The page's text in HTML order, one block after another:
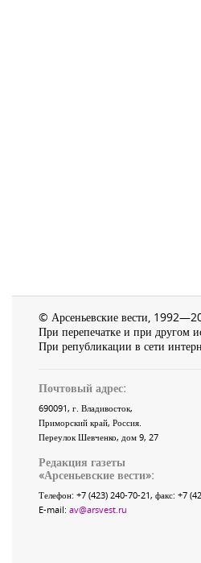
© Арсеньевские вести,
При перепечатке и при другом
При републикации в сети
Почтовый адрес:
690091, г. Владивосток,
Приморский край, Россия.
Переулок Шевченко, дом 9, 27
Редакция газеты
«Арсеньевские вести»:
Телефон: +7 (423) 240-70-21, факс: +7
E-mail: av@arsvest.ru